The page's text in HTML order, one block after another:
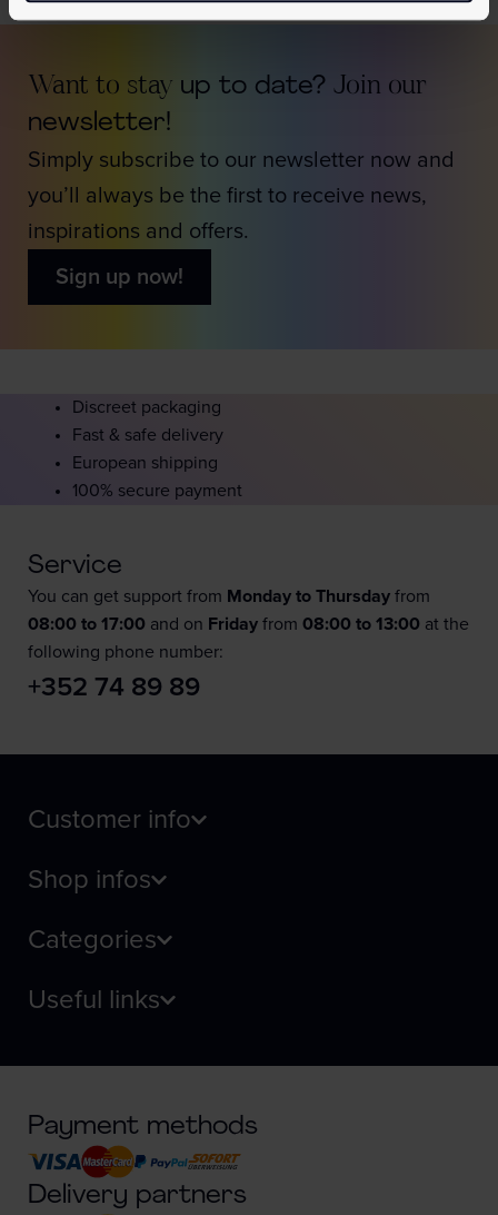
Want to stay up to date? Join our
newsletter!
Simply subscribe to our newsletter now and
you’ll always be the first to receive news,
inspirations and offers.
Sign up now!
Discreet packaging
Fast & safe delivery
European shipping
100% secure payment
Service
You can get support from Monday to Thursday from
08:00 to 17:00 and on Friday from 08:00 to 13:00 at the
following phone number:
+352 74 89 89
Customer info
Shop infos
Categories
Useful links
Payment methods
Delivery partners